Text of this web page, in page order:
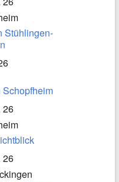
Stühlingen-
Schopfheim
26
26